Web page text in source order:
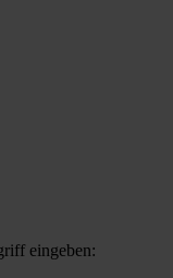
eingeben: